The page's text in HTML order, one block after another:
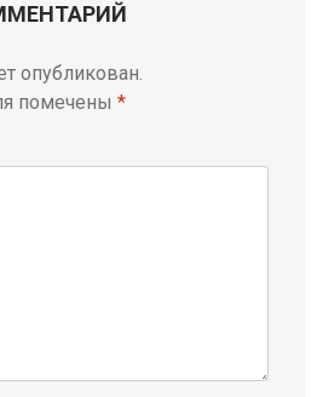
опубликован.
помечены *